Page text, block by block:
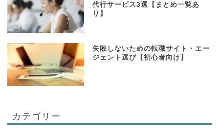
代行サービス3選【まとめ一覧あ
り】
失敗しないための転職サイト・エー
ジェント選び【初心者向け】
カテゴリー